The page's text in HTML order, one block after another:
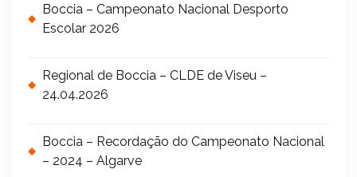
Boccia – Campeonato Nacional Desporto
Escolar 2026
Regional de Boccia – CLDE de Viseu –
24.04.2026
Boccia – Recordação do Campeonato Nacional
– 2024 – Algarve